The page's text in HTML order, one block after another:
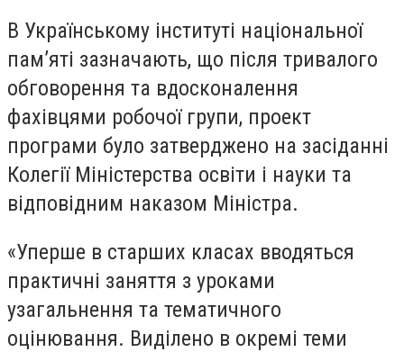
В Українському інституті національної
пам’яті зазначають, що після тривалого
обговорення та вдосконалення
фахівцями робочої групи, проект
програми було затверджено на засіданні
Колегії Міністерства освіти і науки та
відповідним наказом Міністра.
«Уперше в старших класах вводяться
практичні заняття з уроками
узагальнення та тематичного
оцінювання. Виділено в окремі теми